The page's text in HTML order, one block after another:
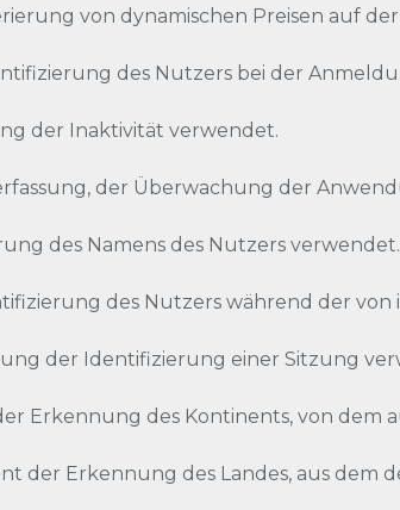
von dynamischen Preisen auf
des Nutzers bei der
der Inaktivität verwendet.
der Überwachung der
des Namens des Nutzers verwendet.
des Nutzers während der
der Identifizierung einer Sitzung
Erkennung des Kontinents, von
der Erkennung des Landes, aus